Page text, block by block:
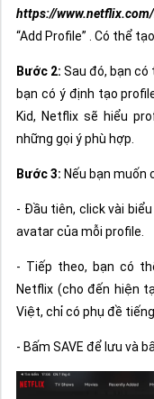
https://
“Add Profile” . Có thể
Bước 2: Sau đó, bạn
bạn có ý định tạo
Kid, Netflix sẽ hiểu
những gọi ý phù hợp.
Bước 3: Nếu bạn muốn
- Đầu tiên, click vài
avatar của mỗi profile.
- Tiếp theo, bạn có
Netflix (cho đến hiện
Việt, chỉ có phụ đề
- Bấm SAVE để lưu và